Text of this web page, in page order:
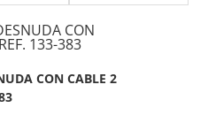
CON CABLE 2